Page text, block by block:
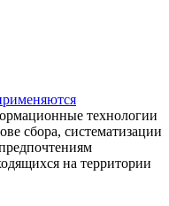
технологии
сбора, систематизации
на территории